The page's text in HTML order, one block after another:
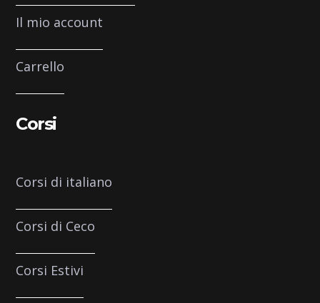
Il mio account
Carrello
Corsi
Corsi di italiano
Corsi di Ceco
Corsi Estivi